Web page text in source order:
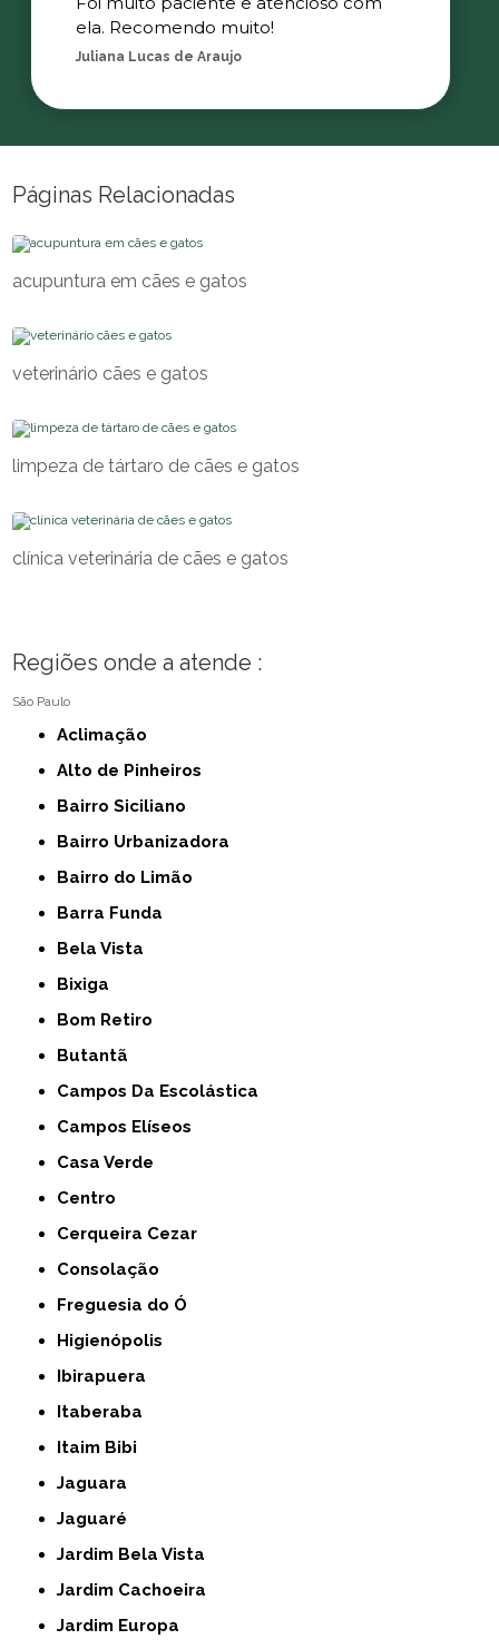
ela. Recomendo muito!
Juliana Lucas de Araujo
Páginas Relacionadas
acupuntura em cães e gatos
veterinário cães e gatos
limpeza de tártaro de cães e gatos
clínica veterinária de cães e gatos
Regiões onde a atende :
São Paulo
Aclimação
Alto de Pinheiros
Bairro Siciliano
Bairro Urbanizadora
Bairro do Limão
Barra Funda
Bela Vista
Bixiga
Bom Retiro
Butantã
Campos Da Escolástica
Campos Elíseos
Casa Verde
Centro
Cerqueira Cezar
Consolação
Freguesia do Ó
Higienópolis
Ibirapuera
Itaberaba
Itaim Bibi
Jaguara
Jaguaré
Jardim Bela Vista
Jardim Cachoeira
Jardim Europa